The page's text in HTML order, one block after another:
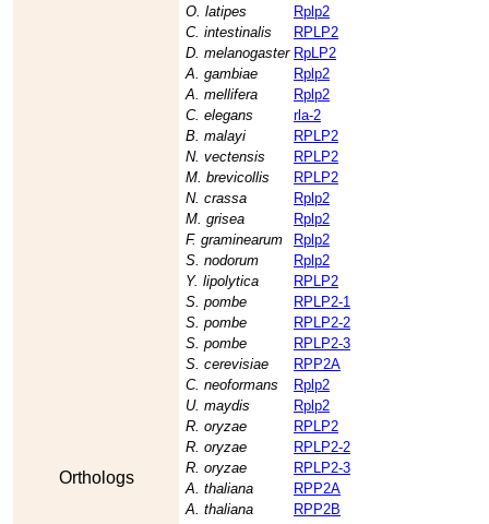
Orthologs
O. latipes
Rplp2
C. intestinalis
RPLP2
D. melanogaster RpLP2
A. gambiae
Rplp2
A. mellifera
Rplp2
C. elegans
rla-2
B. malayi
RPLP2
N. vectensis
RPLP2
M. brevicollis
RPLP2
N. crassa
Rplp2
M. grisea
Rplp2
F. graminearum
Rplp2
S. nodorum
Rplp2
Y. lipolytica
RPLP2
S. pombe
RPLP2-1
S. pombe
RPLP2-2
S. pombe
RPLP2-3
S. cerevisiae
RPP2A
C. neoformans
Rplp2
U. maydis
Rplp2
R. oryzae
RPLP2
R. oryzae
RPLP2-2
R. oryzae
RPLP2-3
A. thaliana
RPP2A
A. thaliana
RPP2B